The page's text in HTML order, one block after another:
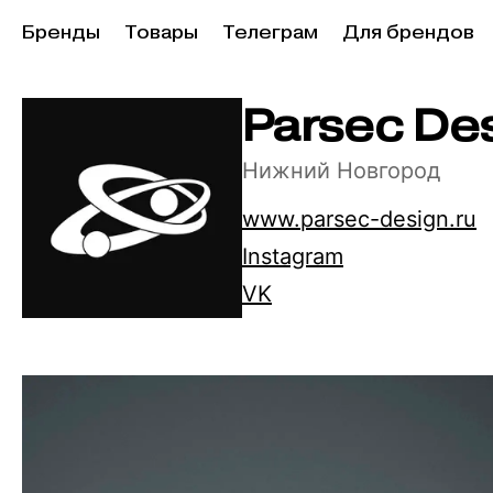
Бренды Товары Телеграм Для брендов
Parsec
Нижний Новгород
www.parsec-design.ru
Instagram
VK